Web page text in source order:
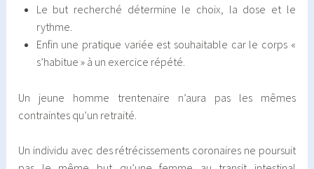
Le but recherché détermine le choix, la dose et le
rythme.
Enfin une pratique variée est souhaitable car le corps «
s’habitue » à un exercice répété.
Un jeune homme trentenaire n’aura pas les mêmes
contraintes qu’un retraité.
Un individu avec des rétrécissements coronaires ne poursuit